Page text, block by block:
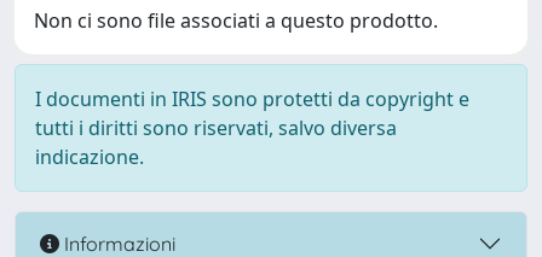
Non ci sono file associati a questo prodotto.
I documenti in IRIS sono protetti da copyright e
tutti i diritti sono riservati, salvo diversa
indicazione.
Informazioni